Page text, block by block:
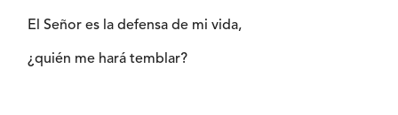
El Señor es la defensa de mi vida,
¿quién me hará temblar?